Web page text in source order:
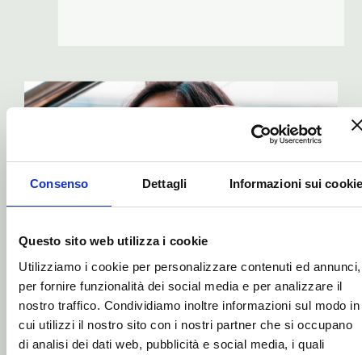
Consenso Dettagli Informazioni sui cookie
Questo sito web utilizza i cookie
Utilizziamo i cookie per personalizzare contenuti ed annunci,
per fornire funzionalità dei social media e per analizzare il
nostro traffico. Condividiamo inoltre informazioni sul modo in
cui utilizzi il nostro sito con i nostri partner che si occupano
di analisi dei dati web, pubblicità e social media, i quali
SO FUNKTIONIEREN SIE
Der gelbe und rote
Schutz